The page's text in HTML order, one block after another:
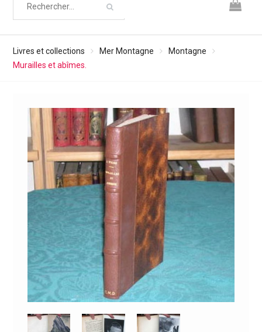
Livres et collections Mer Montagne
Montagne
Murailles et abîmes.